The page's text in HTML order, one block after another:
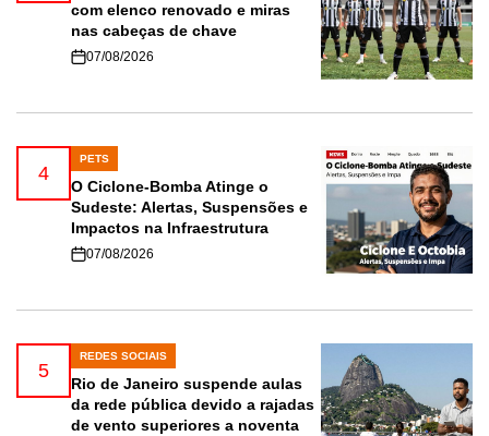
com elenco renovado e miras
nas cabeças de chave
07/08/2026
4
POSTED
IN
PETS
O Ciclone-Bomba Atinge o
Sudeste: Alertas, Suspensões e
Impactos na Infraestrutura
07/08/2026
5
POSTED
IN
REDES SOCIAIS
Rio de Janeiro suspende aulas
da rede pública devido a rajadas
de vento superiores a noventa